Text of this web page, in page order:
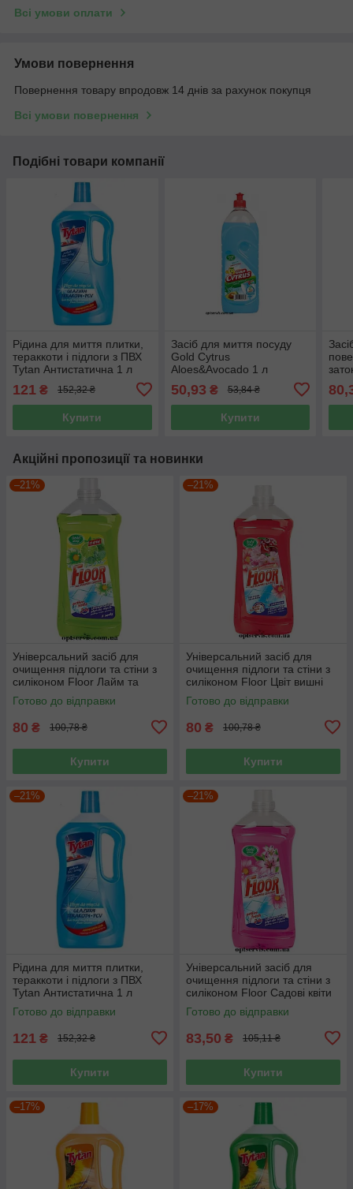
Всі умови оплати
Умови повернення
Повернення товару впродовж 14 днів за рахунок покупця
Всі умови повернення
Подібні товари компанії
Рідина для миття плитки,
тераккоти і підлоги з ПВХ
Tytan Антистатична 1 л
121 ₴ 152,32 ₴
Купити
Засіб для миття посуду
Gold Cytrus
Aloes&Avocado 1 л
50,93 ₴ 53,84 ₴
Купити
Акційні пропозиції та новинки
–21%
Універсальний засіб для
очищення підлоги та стіни з
силіконом Floor Лайм та
м'ята 1500 мл
Готово до відправки
80 ₴ 100,78 ₴
Купити
–21%
Універсальний засіб для
очищення підлоги та стіни з
силіконом Floor Цвіт вишні
1500 мл
Готово до відправки
80 ₴ 100,78 ₴
Купити
–21%
Рідина для миття плитки,
тераккоти і підлоги з ПВХ
Tytan Антистатична 1 л
Готово до відправки
121 ₴ 152,32 ₴
Купити
–21%
Універсальний засіб для
очищення підлоги та стіни з
силіконом Floor Садові квіти
1500 мл
Готово до відправки
83,50 ₴ 105,11 ₴
Купити
–17% –17%